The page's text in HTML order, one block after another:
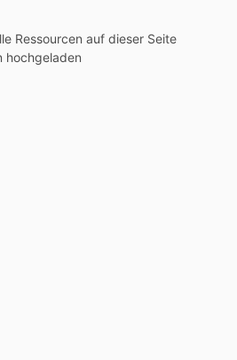
Ressourcen auf dieser Seite
hochgeladen